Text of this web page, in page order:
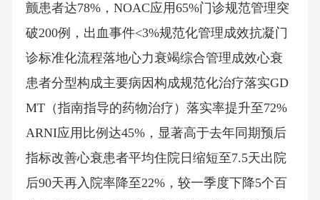
颤患者达78%，NOAC应用65%门诊规范管理突
破200例，出血事件<3%规范化管理成效抗凝门
诊标准化流程落地心力衰竭综合管理成效心衰
患者分型构成主要病因构成规范化治疗落实GD
MT（指南指导的药物治疗）落实率提升至72%
ARNI应用比例达45%，显著高于去年同期预后
指标改善心衰患者平均住院日缩短至7.5天出院
后90天再入院率降至22%，较一季度下降5个百